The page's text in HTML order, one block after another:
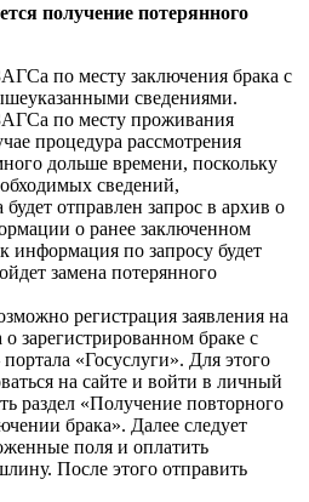
получение потерянного
по месту заключения брака с
сведениями.
по месту проживания
процедура рассмотрения
дольше времени, поскольку
сведений,
отправлен запрос в архив о
о ранее заключенном
информация по запросу будет
замена потерянного
регистрация заявления на
зарегистрированном браке с
«Госуслуги». Для этого
на сайте и войти в личный
раздел «Получение повторного
брака». Далее следует
поля и оплатить
После этого отправить